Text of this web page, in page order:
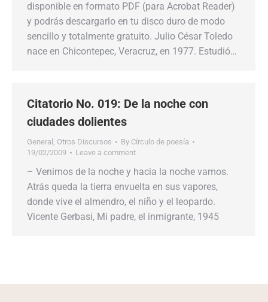
disponible en formato PDF (para Acrobat Reader)
y podrás descargarlo en tu disco duro de modo
sencillo y totalmente gratuito. Julio César Toledo
nace en Chicontepec, Veracruz, en 1977. Estudió…
Citatorio No. 019: De la noche con
ciudades dolientes
General , Otros Discursos By Círculo de poesía
19/02/2009
Leave a comment
– Venimos de la noche y hacia la noche vamos.
Atrás queda la tierra envuelta en sus vapores,
donde vive el almendro, el niño y el leopardo.
Vicente Gerbasi, Mi padre, el inmigrante, 1945